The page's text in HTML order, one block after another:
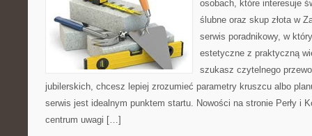
osobach, które interesuje
ślubne oraz skup złota w
serwis poradnikowy, w
estetyczne z praktyczną
szukasz czytelnego
jubilerskich, chcesz lepiej zrozumieć parametry kruszcu albo
serwis jest idealnym punktem startu. Nowości na stronie Perły i
centrum uwagi […]